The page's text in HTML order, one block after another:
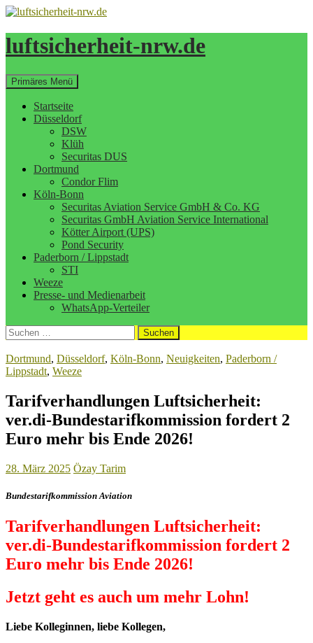
Zum
springen
luftsicherheit-nrw.de
Suchen
Primäres Menü
Startseite
Düsseldorf
DSW
Klüh
Securitas DUS
Dortmund
Condor Flim
Köln-Bonn
Securitas Aviation Service GmbH & Co. KG
Securitas GmbH Aviation Service International
Kötter Airport (UPS)
Pond Security
Paderborn / Lippstadt
STI
Weeze
Presse- und Medienarbeit
WhatsApp-Verteiler
Suchen
nach:
Dortmund, Düsseldorf, Köln-Bonn, Neuigkeiten, Paderborn /
Lippstadt, Weeze
Tarifverhandlungen Luftsicherheit:
ver.di-Bundestarifkommission fordert 2
Euro mehr bis Ende 2026!
28. März 2025 Özay Tarim
Bundestarifkommission Aviation
Tarifverhandlungen Luftsicherheit:
ver.di-Bundestarifkommission fordert 2
Euro mehr bis Ende 2026!
Jetzt geht es auch um mehr Lohn!
Liebe Kolleginnen, liebe Kollegen,